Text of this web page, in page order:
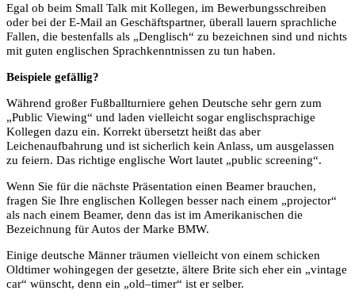
Egal ob beim Small Talk mit Kollegen, im Bewerbungsschreiben
oder bei der E-Mail an Geschäftspartner, überall lauern sprachliche
Fallen, die bestenfalls als „Denglisch“ zu bezeichnen sind und nichts
mit guten englischen Sprachkenntnissen zu tun haben.
Beispiele gefällig?
Während großer Fußballturniere gehen Deutsche sehr gern zum
„Public Viewing“ und laden vielleicht sogar englischsprachige
Kollegen dazu ein. Korrekt übersetzt heißt das aber
Leichenaufbahrung und ist sicherlich kein Anlass, um ausgelassen
zu feiern. Das richtige englische Wort lautet „public screening“.
Wenn Sie für die nächste Präsentation einen Beamer brauchen,
fragen Sie Ihre englischen Kollegen besser nach einem „projector“
als nach einem Beamer, denn das ist im Amerikanischen die
Bezeichnung für Autos der Marke BMW.
Einige deutsche Männer träumen vielleicht von einem schicken
Oldtimer wohingegen der gesetzte, ältere Brite sich eher ein „vintage
car“ wünscht, denn ein „old–timer“ ist er selber.